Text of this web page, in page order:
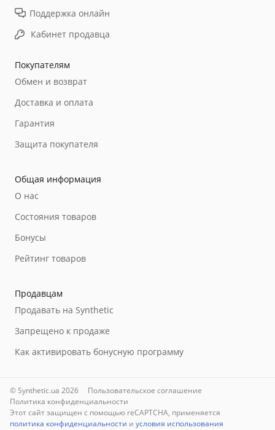
Покупателям
Обмен и возврат
Доставка и оплата
Гарантия
Защита покупателя
Общая информация
О нас
Состояния товаров
Бонусы
Рейтинг товаров
Продавцам
Продавать на Synthetic
Запрещено к продаже
Как активировать бонусную программу
Поддержка онлайн
Кабинет продавца
© Synthetic.ua 2026
Пользовательское соглашение
Политика конфиденциальности
Этот сайт защищен с помощью reCAPTCHA, применяется
политика конфиденциальности и условия использования